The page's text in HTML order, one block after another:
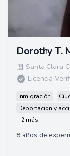
Dorothy T.
Santa Clara
Licencia
Inmigración
Deportación y
+ 2 más
8 años de